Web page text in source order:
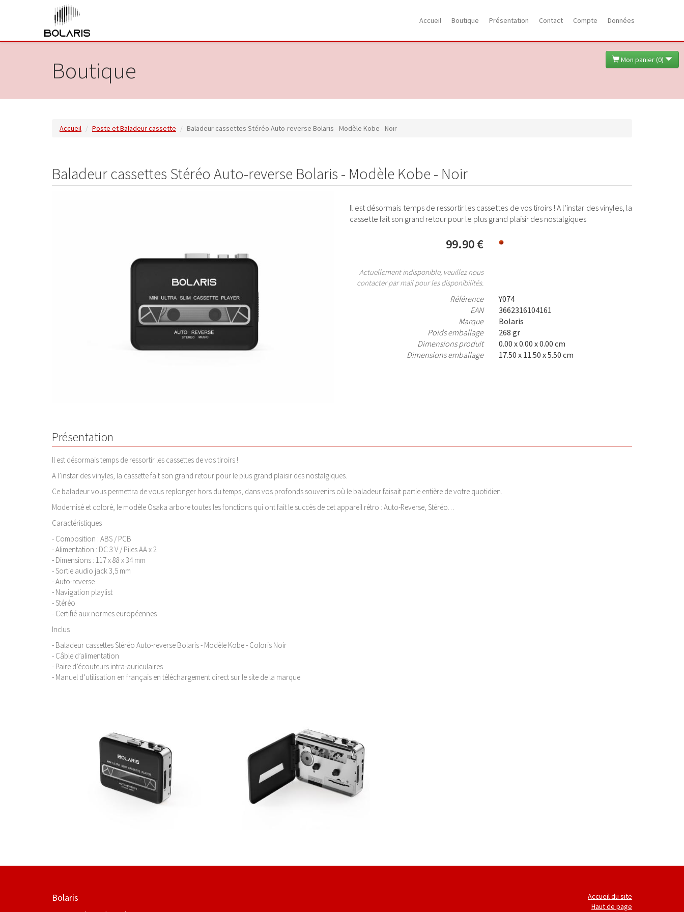
Accueil Boutique Présentation Contact Compte Données
Mon panier (0)
Boutique
Accueil Poste et Baladeur cassette Baladeur cassettes Stéréo Auto-reverse Bolaris - Modèle Kobe - Noir
Baladeur cassettes Stéréo Auto-reverse Bolaris - Modèle Kobe - Noir
Il est désormais temps de ressortir les cassettes de vos tiroirs ! A l’instar des vinyles, la
cassette fait son grand retour pour le plus grand plaisir des nostalgiques
99.90 €
Actuellement indisponible, veuillez nous
contacter par mail pour les disponibilités.
Référence
Y074
EAN
3662316104161
Marque
Bolaris
Poids emballage
268 gr
Dimensions produit
0.00 x 0.00 x 0.00 cm
Dimensions emballage
17.50 x 11.50 x 5.50 cm
Présentation
Il est désormais temps de ressortir les cassettes de vos tiroirs !
A l’instar des vinyles, la cassette fait son grand retour pour le plus grand plaisir des nostalgiques.
Ce baladeur vous permettra de vous replonger hors du temps, dans vos profonds souvenirs où le baladeur faisait partie entière de votre quotidien.
Modernisé et coloré, le modèle Osaka arbore toutes les fonctions qui ont fait le succès de cet appareil rétro : Auto-Reverse, Stéréo…
Caractéristiques
- Composition : ABS / PCB
- Alimentation : DC 3 V / Piles AA x 2
- Dimensions : 117 x 88 x 34 mm
- Sortie audio jack 3,5 mm
- Auto-reverse
- Navigation playlist
- Stéréo
- Certifié aux normes européennes
Inclus
- Baladeur cassettes Stéréo Auto-reverse Bolaris - Modèle Kobe - Coloris Noir
- Câble d’alimentation
- Paire d’écouteurs intra-auriculaires
- Manuel d’utilisation en français en téléchargement direct sur le site de la marque
Bolaris
Accueil du site
Haut de page